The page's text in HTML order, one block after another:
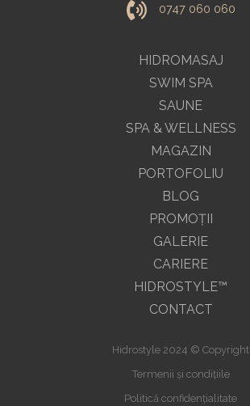
HIDROMASAJ
SWIM SPA
SAUNE
SPA & WELLNESS
MAGAZIN
0747 060 060
PORTOFOLIU
BLOG
PROMOŢII
GALERIE
CARIERE
HIDROSTYLE™
CONTACT
Hidrostyle 2024 © Copyright
Termenii și condițiile
Politică confidențialitate